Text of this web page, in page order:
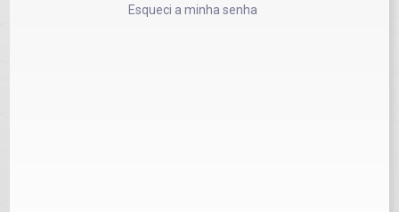
Esqueci a minha senha